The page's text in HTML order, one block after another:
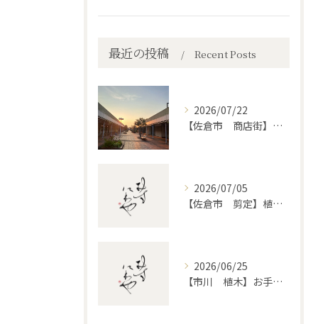
最近の投稿 Recent Posts
2026/07/22
【佐倉市 商店街】街路植木剪定
2026/07/05
【佐倉市 剪定】植木・庭木の剪定、プロに頼むとどう違うのか。
2026/06/25
【市川 植木】お手入れ【和モダンというお庭を考える】